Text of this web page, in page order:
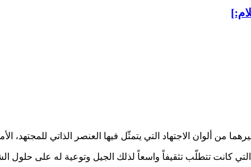
من ألوان الاجتهاد التي يتمثّل فيها العنصر الذاتي
التي كانت تتطلّب تثقيفاً واسعاً لذلك الجيل وتوعية له على حلول